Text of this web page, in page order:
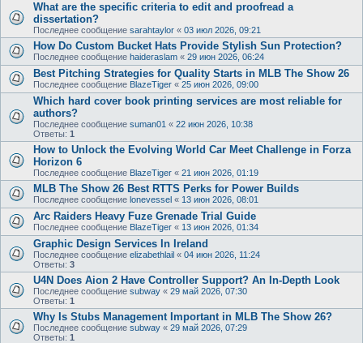
What are the specific criteria to edit and proofread a
dissertation?
Последнее сообщение sarahtaylor « 03 июл 2026, 09:21
How Do Custom Bucket Hats Provide Stylish Sun Protection?
Последнее сообщение haideraslam « 29 июн 2026, 06:24
Best Pitching Strategies for Quality Starts in MLB The Show 26
Последнее сообщение BlazeTiger « 25 июн 2026, 09:00
Which hard cover book printing services are most reliable for
authors?
Последнее сообщение suman01 « 22 июн 2026, 10:38
Ответы: 1
How to Unlock the Evolving World Car Meet Challenge in Forza
Horizon 6
Последнее сообщение BlazeTiger « 21 июн 2026, 01:19
MLB The Show 26 Best RTTS Perks for Power Builds
Последнее сообщение lonevessel « 13 июн 2026, 08:01
Arc Raiders Heavy Fuze Grenade Trial Guide
Последнее сообщение BlazeTiger « 13 июн 2026, 01:34
Graphic Design Services In Ireland
Последнее сообщение elizabethlail « 04 июн 2026, 11:24
Ответы: 3
U4N Does Aion 2 Have Controller Support? An In‑Depth Look
Последнее сообщение subway « 29 май 2026, 07:30
Ответы: 1
Why Is Stubs Management Important in MLB The Show 26?
Последнее сообщение subway « 29 май 2026, 07:29
Ответы: 1